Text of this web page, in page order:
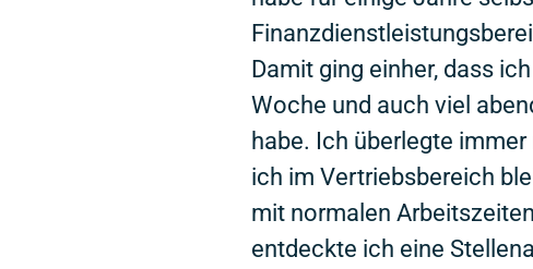
Damit ging einher, dass
Woche und auch viel
habe. Ich überlegte
ich im Vertriebsbereich
mit normalen
entdeckte ich eine